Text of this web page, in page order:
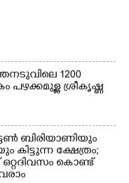
1200
പഴക്കമുള്ള ശ്രീകൃഷ്ണ
ബിരിയാണിയും
കിട്ടുന്ന ക്ഷേത്രം;
കൊണ്ട്